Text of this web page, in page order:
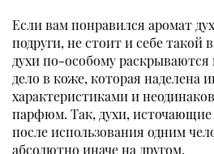
Если вам понравился аромат
подруги, не стоит и себе такой
духи по-особому раскрываются
дело в коже, которая наделена
характеристиками и
парфюм. Так, духи,
после использования одним
абсолютно иначе на другом.